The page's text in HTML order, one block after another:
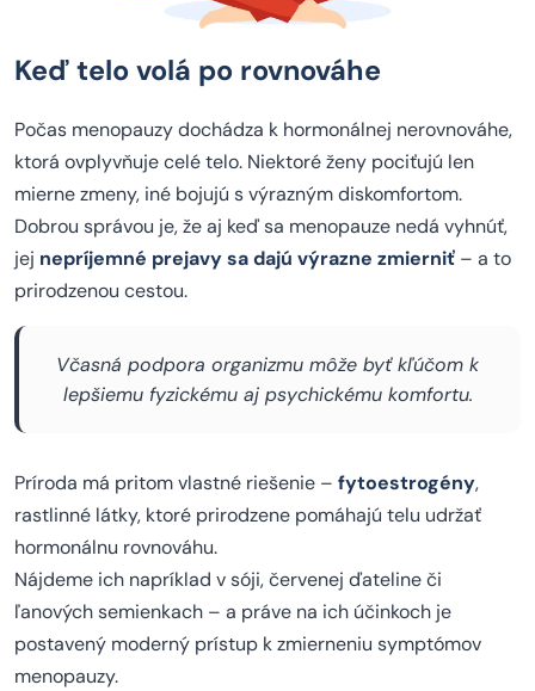
Keď telo volá po rovnováhe
Počas menopauzy dochádza k hormonálnej nerovnováhe,
ktorá ovplyvňuje celé telo. Niektoré ženy pociťujú len
mierne zmeny, iné bojujú s výrazným diskomfortom.
Dobrou správou je, že aj keď sa menopauze nedá vyhnúť,
jej nepríjemné prejavy sa dajú výrazne zmierniť – a to
prirodzenou cestou.
Včasná podpora organizmu môže byť kľúčom k
lepšiemu fyzickému aj psychickému komfortu.
Príroda má pritom vlastné riešenie – fytoestrogény,
rastlinné látky, ktoré prirodzene pomáhajú telu udržať
hormonálnu rovnováhu.
Nájdeme ich napríklad v sóji, červenej ďateline či
ľanových semienkach – a práve na ich účinkoch je
postavený moderný prístup k zmierneniu symptómov
menopauzy.